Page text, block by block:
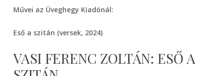
Művei az Üveghegy Kiadónál:
Eső a szitán (versek, 2024)
VASI FERENC ZOLTÁN: ESŐ A